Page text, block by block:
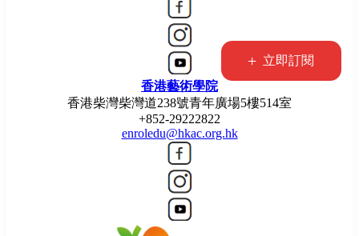
+ 立即訂閱
香港藝術學院
香港柴灣柴灣道238號青年廣場5樓514室
+852-29222822
enroledu@hkac.org.hk